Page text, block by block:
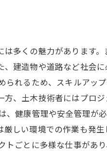
多くの魅力があります
建造物や道路など社会
れるため、スキルアッ
、土木技術者にはプロ
健康管理や安全管理が
しい環境での作業も発
ごとに多様な仕事があ